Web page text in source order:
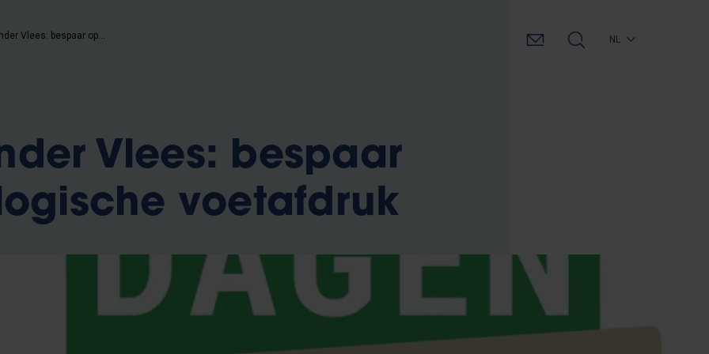
NL
Vlees: bespaar
voetafdruk